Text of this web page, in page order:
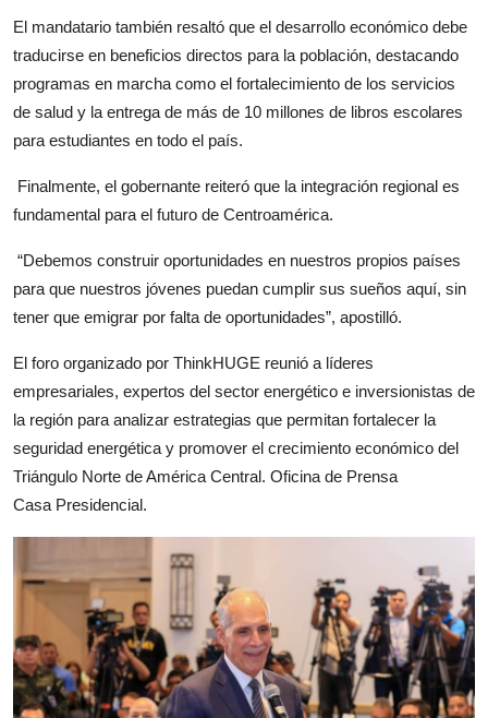
El mandatario también resaltó que el desarrollo económico debe
traducirse en beneficios directos para la población, destacando
programas en marcha como el fortalecimiento de los servicios
de salud y la entrega de más de 10 millones de libros escolares
para estudiantes en todo el país.
Finalmente, el gobernante reiteró que la integración regional es
fundamental para el futuro de Centroamérica.
“Debemos construir oportunidades en nuestros propios países
para que nuestros jóvenes puedan cumplir sus sueños aquí, sin
tener que emigrar por falta de oportunidades”, apostilló.
El foro organizado por ThinkHUGE reunió a líderes
empresariales, expertos del sector energético e inversionistas de
la región para analizar estrategias que permitan fortalecer la
seguridad energética y promover el crecimiento económico del
Triángulo Norte de América Central. Oficina de Prensa
Casa Presidencial.